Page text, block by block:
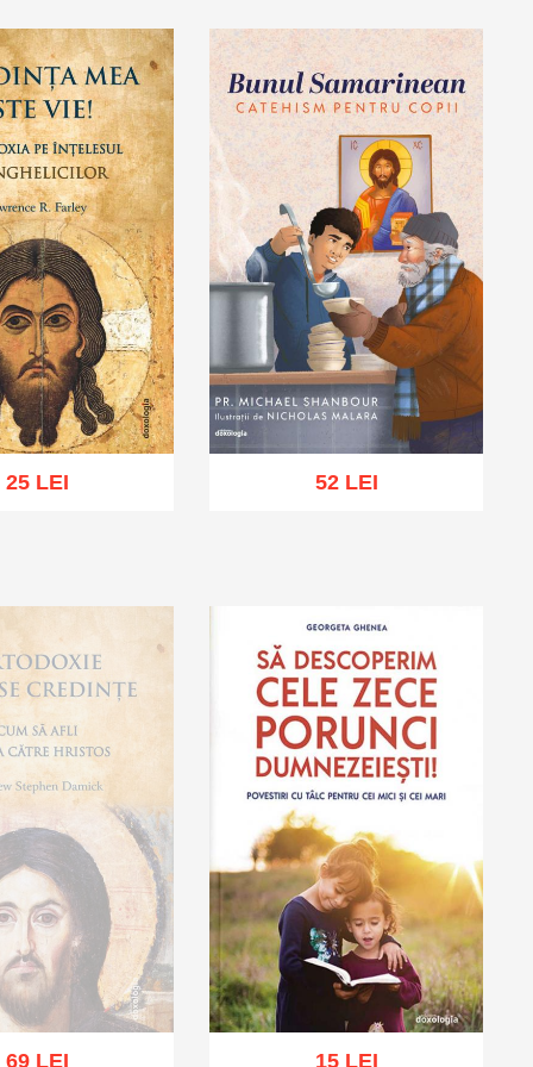
în coș Wishlist
25 LEI 52 LEI
69 LEI 15 LEI